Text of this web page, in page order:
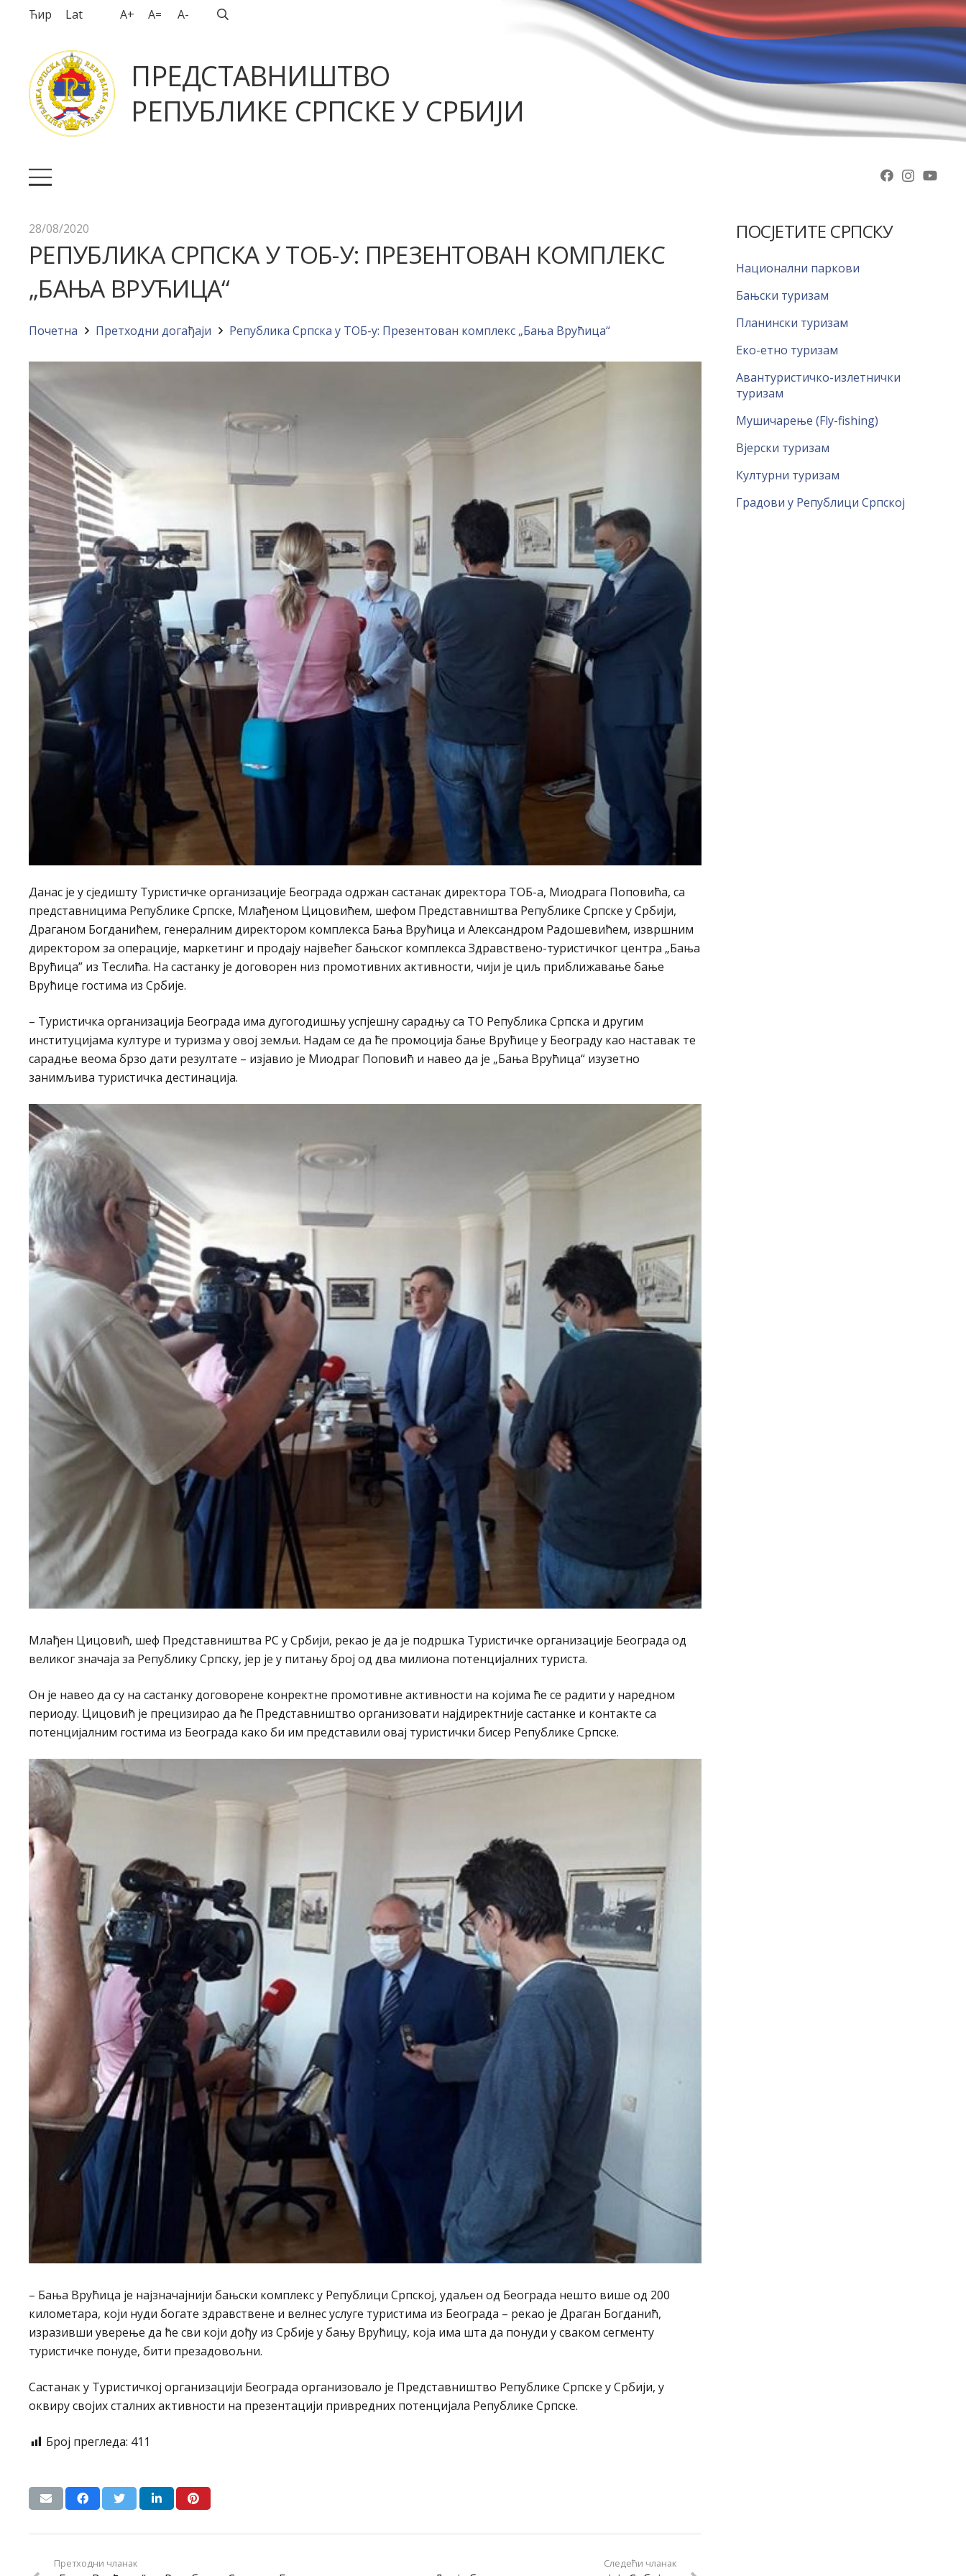
Ћир Lat A+ A= A-
ПРЕДСТАВНИШТВО
РЕПУБЛИКЕ СРПСКЕ У СРБИЈИ
28/08/2020
РЕПУБЛИКА СРПСКА У ТОБ-У: ПРЕЗЕНТОВАН КОМПЛЕКС
„БАЊА ВРУЋИЦА“
Почетна Претходни догађаји Република Српска у ТОБ-у: Презентован комплекс „Бања Врућица“
Данас је у сједишту Туристичке организације Београда одржан састанак директора ТОБ-а, Миодрага Поповића, са
представницима Републике Српске, Млађеном Цицовићем, шефом Представништва Републике Српске у Србији,
Драганом Богданићем, генералним директором комплекса Бања Врућица и Александром Радошевићем, извршним
директором за операције, маркетинг и продају највећег бањског комплекса Здравствено-туристичког центра „Бања
Врућица” из Теслића. На састанку је договорен низ промотивних активности, чији је циљ приближавање бање
Врућице гостима из Србије.
– Туристичка организација Београда има дугогодишњу успјешну сарадњу са ТО Република Српска и другим
институцијама културе и туризма у овој земљи. Надам се да ће промоција бање Врућице у Београду као наставак те
сарадње веома брзо дати резултате – изјавио је Миодраг Поповић и навео да је „Бања Врућица“ изузетно
занимљива туристичка дестинација.
Млађен Цицовић, шеф Представништва РС у Србији, рекао је да је подршка Туристичке организације Београда од
великог значаја за Републику Српску, јер је у питању број од два милиона потенцијалних туриста.
Он је навео да су на састанку договорене конректне промотивне активности на којима ће се радити у наредном
периоду. Цицовић је прецизирао да ће Представништво организовати најдиректније састанке и контакте са
потенцијалним гостима из Београда како би им представили овај туристички бисер Републике Српске.
– Бања Врућица је најзначајнији бањски комплекс у Републици Српској, удаљен од Београда нешто више од 200
километара, који нуди богате здравствене и велнес услуге туристима из Београда – рекао је Драган Богданић,
изразивши уверење да ће сви који дођу из Србије у бању Врућицу, која има шта да понуди у сваком сегменту
туристичке понуде, бити презадовољни.
Састанак у Туристичкој организацији Београда организовало је Представништво Републике Српске у Србији, у
оквиру својих сталних активности на презентацији привредних потенцијала Републике Српске.
Број прегледа: 411
Претходни чланак Следећи чланак
ПОСЈЕТИТЕ СРПСКУ
Национални паркови
Бањски туризам
Планински туризам
Еко-етно туризам
Авантуристичко-излетнички
туризам
Мушичарење (Fly-fishing)
Вјерски туризам
Културни туризам
Градови у Републици Српској